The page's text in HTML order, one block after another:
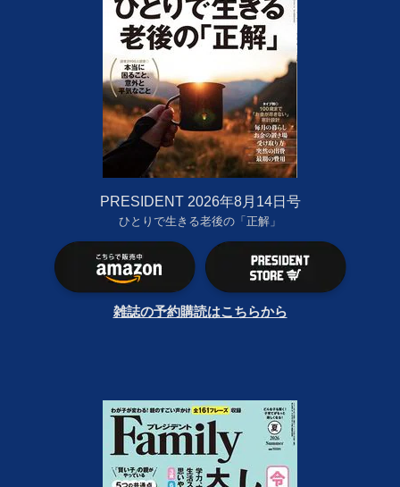
PRESIDENT 2026年8月14日号
ひとりで生きる老後の「正解」
雑誌の予約購読はこちらから